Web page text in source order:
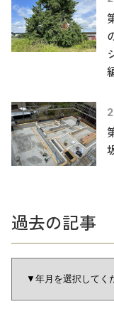
過去の記事